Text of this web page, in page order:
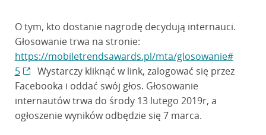
O tym, kto dostanie nagrodę decydują internauci.
Głosowanie trwa na stronie:
https://mobiletrendsawards.pl/mta/glosowanie#
5
Wystarczy kliknąć w link, zalogować się przez
Facebooka i oddać swój głos. Głosowanie
internautów trwa do środy 13 lutego 2019r, a
ogłoszenie wyników odbędzie się 7 marca.